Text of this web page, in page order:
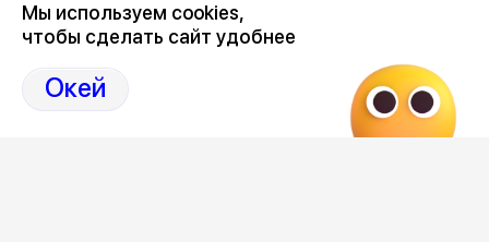
Где отключат горячую воду в
Воронеже с 10 по 16 августа
9 августа 2026, 08:06 8 августа
Мы используем cookies,
чтобы сделать сайт удобнее
Окей